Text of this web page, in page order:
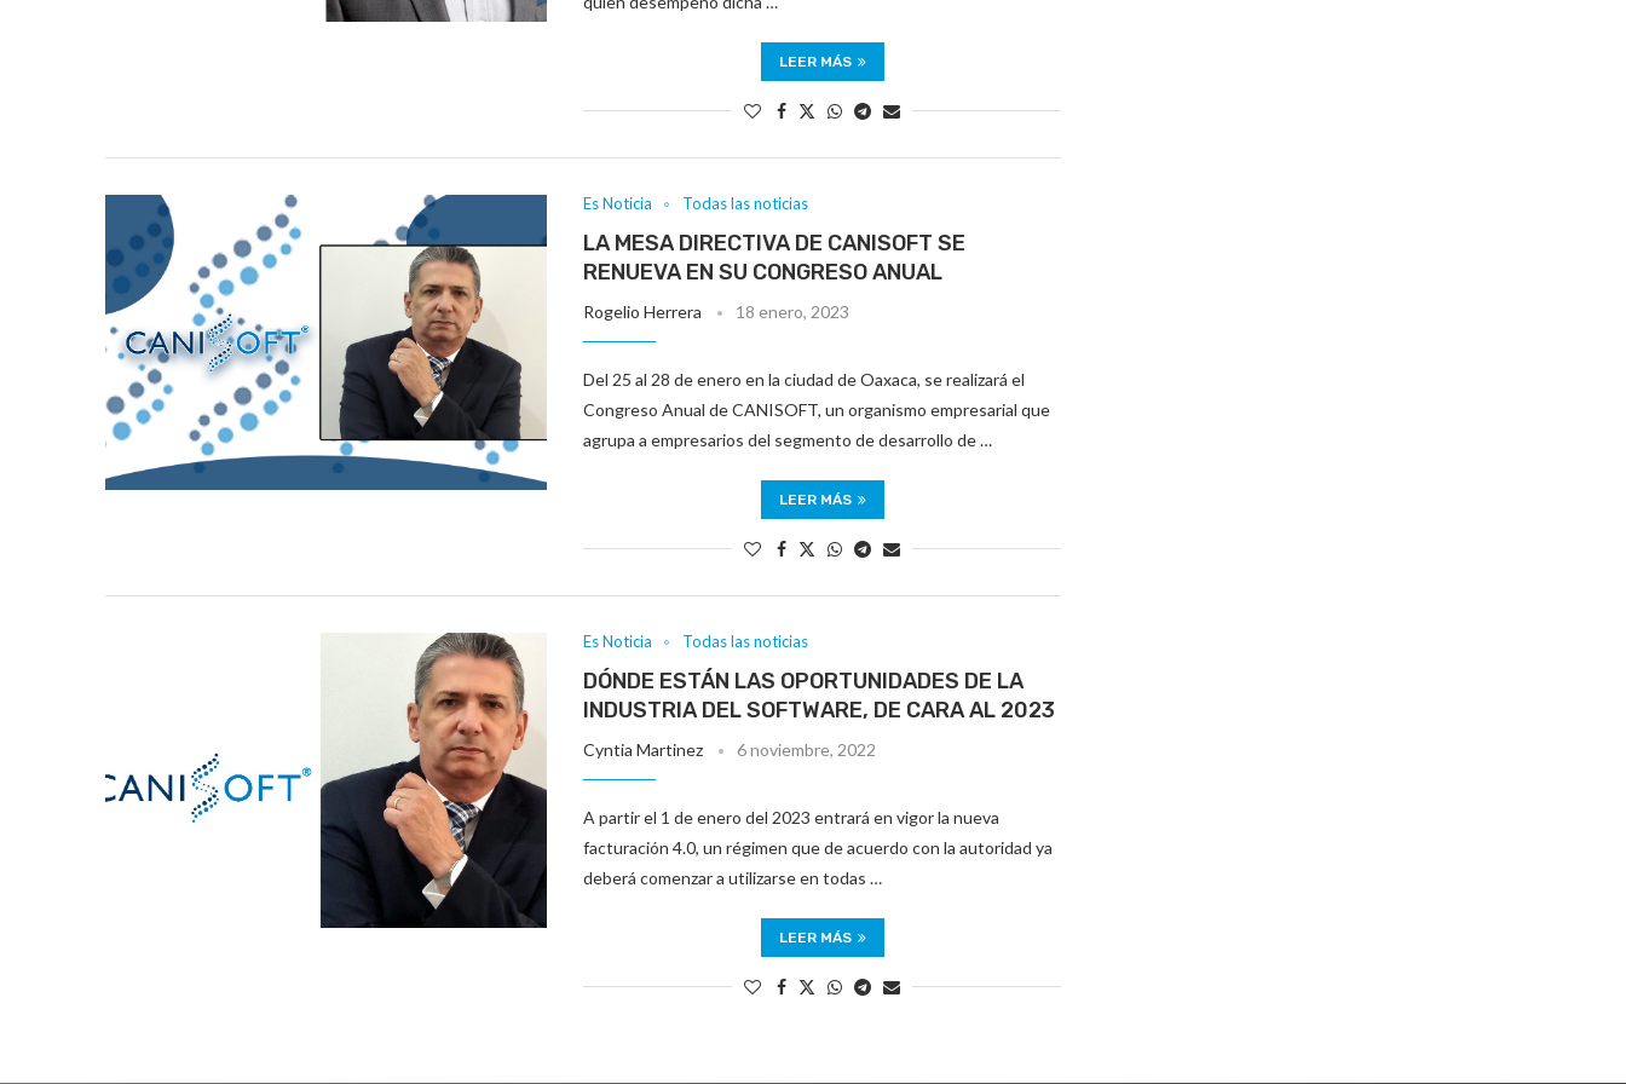
LEER MÁS
Es Noticia Todas las noticias
LA MESA DIRECTIVA DE CANISOFT SE
RENUEVA EN SU CONGRESO ANUAL
Rogelio Herrera 18 enero, 2023
Del 25 al 28 de enero en la ciudad de Oaxaca, se realizará el
Congreso Anual de CANISOFT, un organismo empresarial que
agrupa a empresarios del segmento de desarrollo de …
LEER MÁS
Es Noticia Todas las noticias
DÓNDE ESTÁN LAS OPORTUNIDADES DE LA
INDUSTRIA DEL SOFTWARE, DE CARA AL 2023
Cyntia Martinez 6 noviembre, 2022
A partir el 1 de enero del 2023 entrará en vigor la nueva
facturación 4.0, un régimen que de acuerdo con la autoridad ya
deberá comenzar a utilizarse en todas …
LEER MÁS